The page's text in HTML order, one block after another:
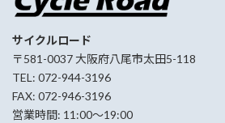
サイクルロード
〒581-0037 大阪府八尾市太田5-118
TEL: 072-944-3196
FAX: 072-946-3196
営業時間: 11:00〜19:00